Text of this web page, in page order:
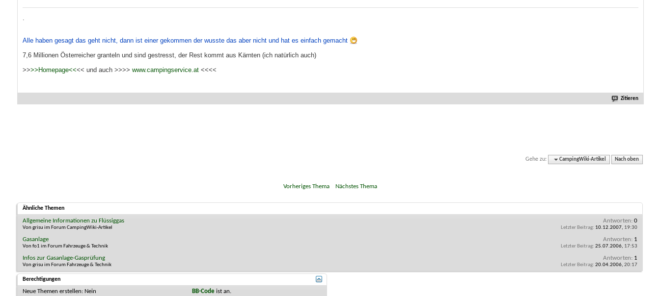
.
Alle haben gesagt das geht nicht, dann ist einer gekommen der wusste das aber nicht und hat es einfach gemacht
7,6 Millionen Österreicher granteln und sind gestresst, der Rest kommt aus Kärnten (ich natürlich auch)
>>>>Homepage<<<< und auch >>>> www.campingservice.at <<<<
Zitieren
Gehe zu: CampingWiki-Artikel Nach oben
Vorheriges Thema| Nächstes Thema
Ähnliche Themen
Allgemeine Informationen zu Flüssiggas
Von grisu im Forum CampingWiki-Artikel
Antworten: 0
Letzter Beitrag: 10.12.2007, 19:30
Gasanlage
Von fo1 im Forum Fahrzeuge & Technik
Antworten: 1
Letzter Beitrag: 25.07.2006, 17:53
Infos zur Gasanlage-Gasprüfung
Von grisu im Forum Fahrzeuge & Technik
Antworten: 1
Letzter Beitrag: 20.04.2006, 20:17
Berechtigungen
Neue Themen erstellen: Nein BB-Code ist an.